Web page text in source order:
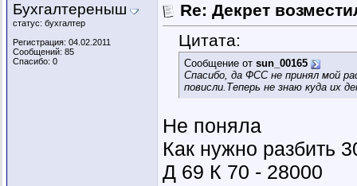
Бухгалтереныш
статус: бухгалтер
Регистрация: 04.02.2011
Сообщений: 85
Спасибо: 0
Re: Декрет
Цитата:
Сообщение от sun_00165
Спасибо, да ФСС не принял мой
повисли.Теперь не знаю куда их
Не поняла
Как нужно разбить
Д 69 К 70 - 28000